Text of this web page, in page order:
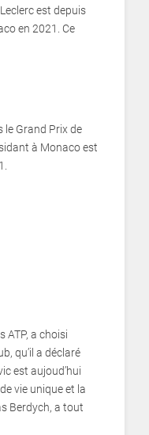
est depuis
en 2021. Ce
Grand Prix de
à Monaco est
ATP, a choisi
qu’il a déclaré
est aujoud’hui
vie unique et la
Berdych, a tout